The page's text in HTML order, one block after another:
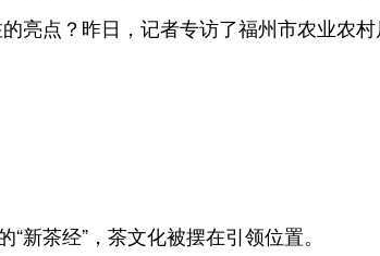
亮点？昨日，记者专访了福州市农业农
茶经”，茶文化被摆在引领位置。